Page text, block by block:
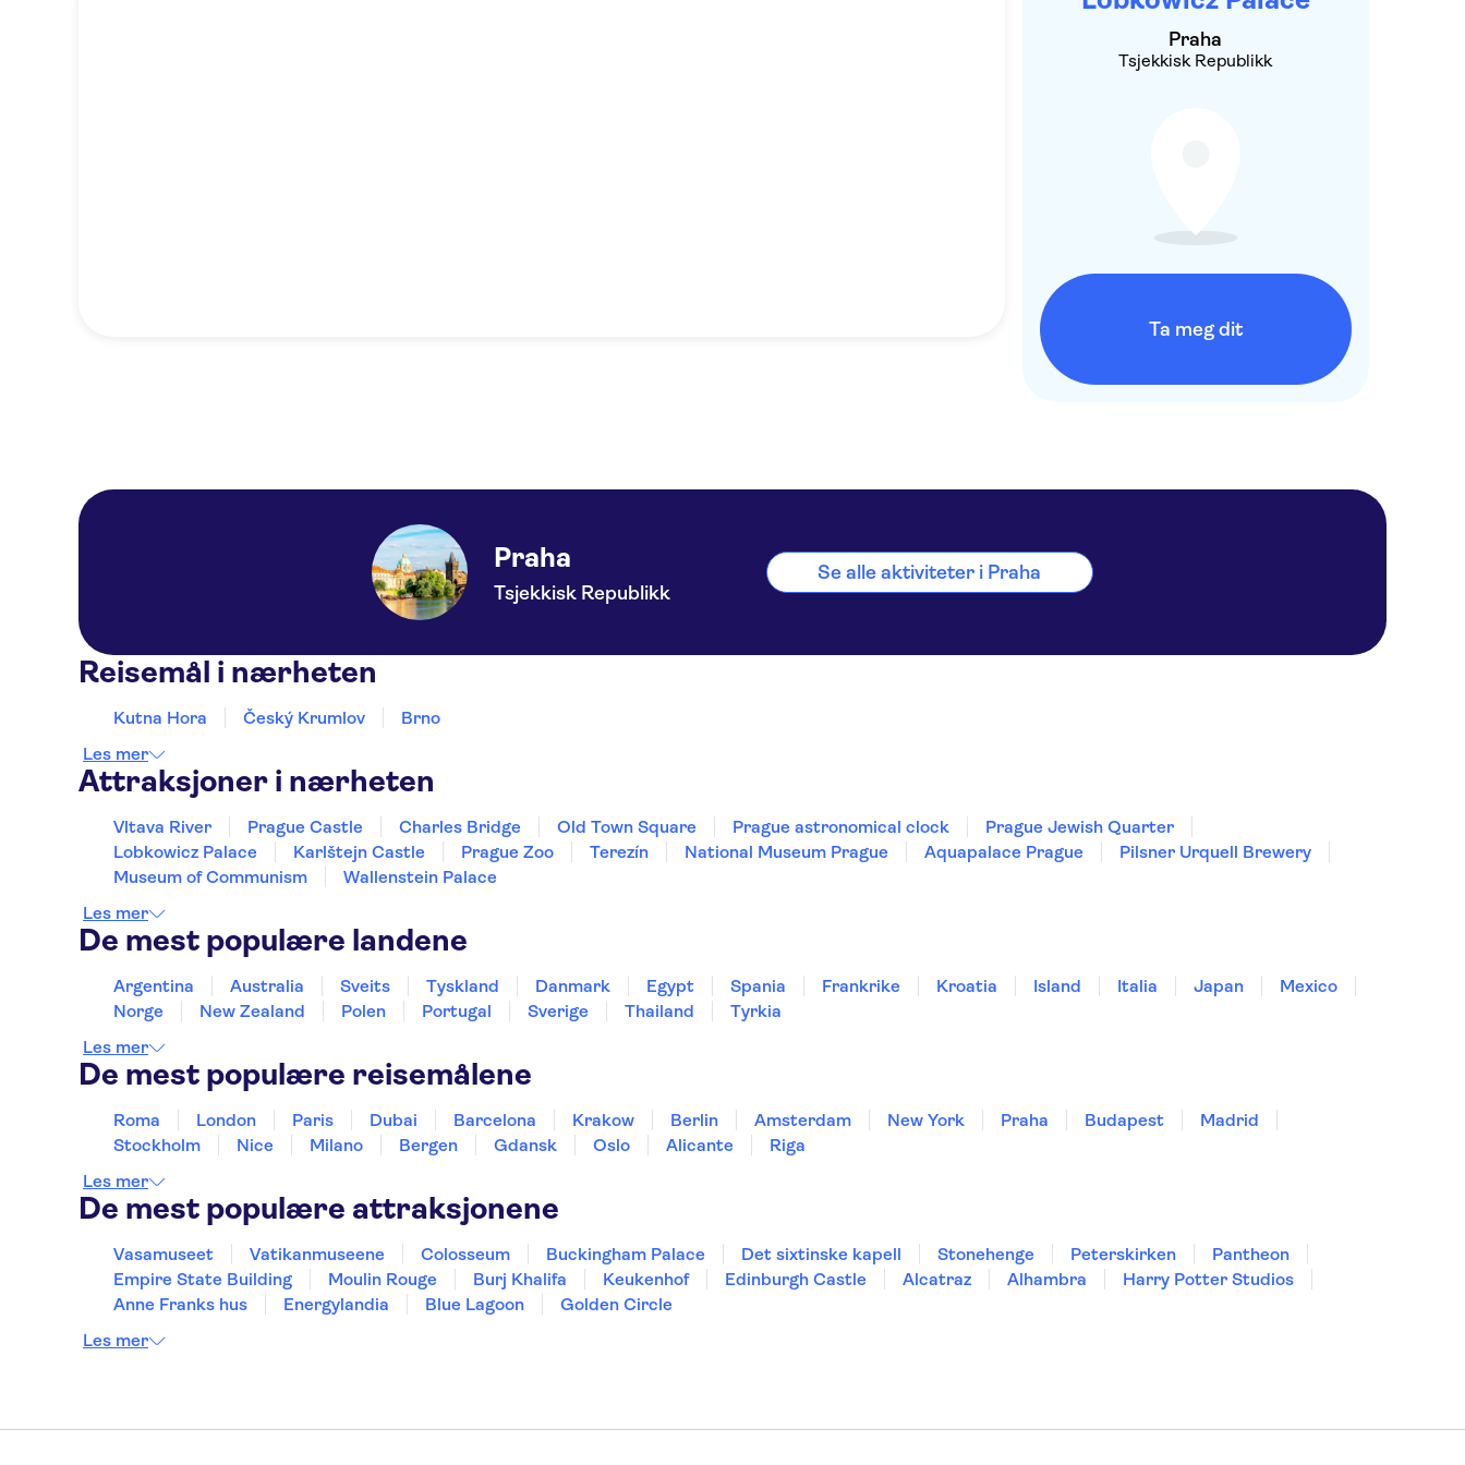
Praha
Tsjekkisk Republikk
Ta meg dit
Praha
Tsjekkisk Republikk
Se alle aktiviteter i Praha
Reisemål i nærheten
Kutna Hora Český Krumlov
Brno
Les mer
Attraksjoner i nærheten
Vltava River Prague Castle Charles Bridge Old Town Square Prague astronomical clock
Prague Jewish Quarter
Lobkowicz Palace
Karlštejn Castle Prague Zoo Terezín National Museum Prague Aquapalace Prague
Pilsner Urquell Brewery
Museum of Communism
Wallenstein Palace
Les mer
De mest populære landene
Argentina Australia Sveits Tyskland Danmark Egypt Spania Frankrike Kroatia Island Italia Japan
Mexico
Norge
New Zealand Polen Portugal Sverige Thailand
Tyrkia
Les mer
De mest populære reisemålene
Roma London Paris Dubai Barcelona Krakow Berlin Amsterdam New York Praha Budapest
Madrid
Stockholm
Nice Milano Bergen Gdansk Oslo Alicante
Riga
Les mer
De mest populære attraksjonene
Vasamuseet Vatikanmuseene Colosseum Buckingham Palace Det sixtinske kapell Stonehenge Peterskirken
Pantheon
Empire State Building
Moulin Rouge Burj Khalifa Keukenhof Edinburgh Castle Alcatraz Alhambra
Harry Potter Studios
Anne Franks hus
Energylandia Blue Lagoon
Golden Circle
Les mer